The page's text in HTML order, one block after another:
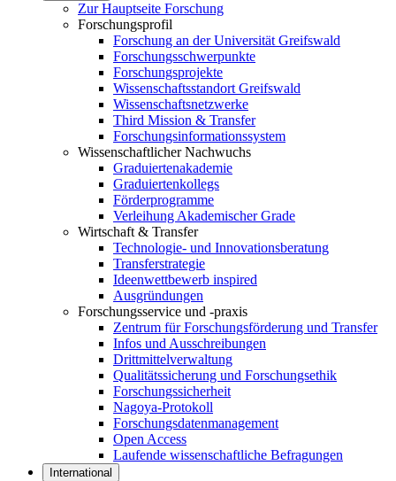
Zur Hauptseite Forschung
Forschungsprofil
Forschung an der Universität Greifswald
Forschungsschwerpunkte
Forschungsprojekte
Wissenschaftsstandort Greifswald
Wissenschaftsnetzwerke
Third Mission & Transfer
Forschungsinformationssystem
Wissenschaftlicher Nachwuchs
Graduiertenakademie
Graduiertenkollegs
Förderprogramme
Verleihung Akademischer Grade
Wirtschaft & Transfer
Technologie- und Innovationsberatung
Transferstrategie
Ideenwettbewerb inspired
Ausgründungen
Forschungsservice und -praxis
Zentrum für Forschungsförderung und Transfer
Infos und Ausschreibungen
Drittmittelverwaltung
Qualitätssicherung und Forschungsethik
Forschungssicherheit
Nagoya-Protokoll
Forschungsdatenmanagement
Open Access
Laufende wissenschaftliche Befragungen
International